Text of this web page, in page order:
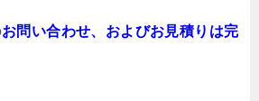
お問い合わせ、およびお見積りは完